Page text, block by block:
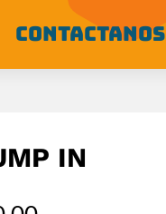
CONTACTANOS
IN